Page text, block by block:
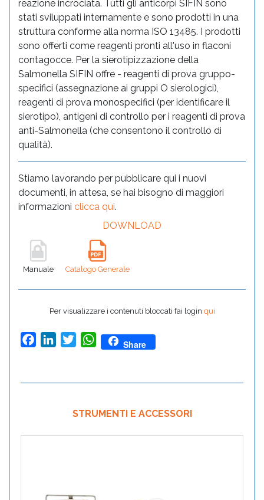
reazione incrociata. Tutti gli anticorpi SIFIN sono
stati sviluppati internamente e sono prodotti in una
struttura conforme alla norma ISO 13485. I prodotti
sono offerti come reagenti pronti all'uso in flaconi
contagocce. Per la sierotipizzazione della
Salmonella SIFIN offre - reagenti di prova gruppo-
specifici (assegnazione ai gruppi O sierologici),
reagenti di prova monospecifici (per identificare il
sierotipo), antigeni di controllo per i reagenti di prova
anti-Salmonella (che consentono il controllo di
qualità).
Stiamo lavorando per pubblicare qui i nuovi
documenti, in attesa, se hai bisogno di maggiori
informazioni clicca qui.
DOWNLOAD
Manuale Catalogo Generale
Per visualizzare i contenuti bloccati fai login qui
FacebookLinkedInTwitterWhatsApp
Share
STRUMENTI E ACCESSORI